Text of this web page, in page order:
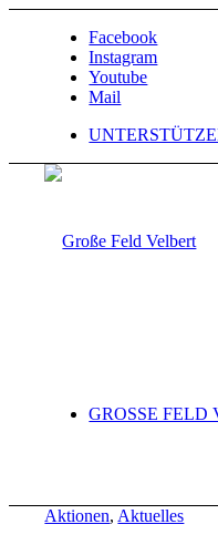
Facebook
Instagram
Youtube
Mail
GROSSE FELD
Aktionen, Aktuelles